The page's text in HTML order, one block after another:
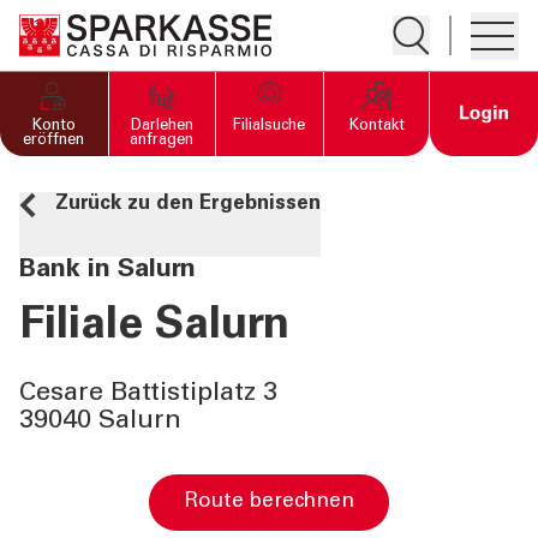
Suche öffnen
PRIVATKUNDEN UND
FAMILIEN
GESCHÄFTSKUNDEN
DIENSTLEISTUNGEN
PRIVATKUNDEN
DIENSTLEISTUNGEN
GESCHÄFTSKUNDEN
MEHR ALS BANK
Konto
eröffnen
Darlehen
anfragen
Filialsuche Kontakt Open
Zurück zu den Ergebnissen
Bank in Salurn
Filiale Salurn
Cesare Battistiplatz 3
39040 Salurn
Route berechnen